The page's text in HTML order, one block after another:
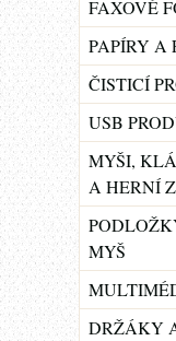
FAXOVÉ
PAPÍRY A
ČISTICÍ
USB
MYŠI,
A HERNÍ
MYŠ
DRŽÁKY